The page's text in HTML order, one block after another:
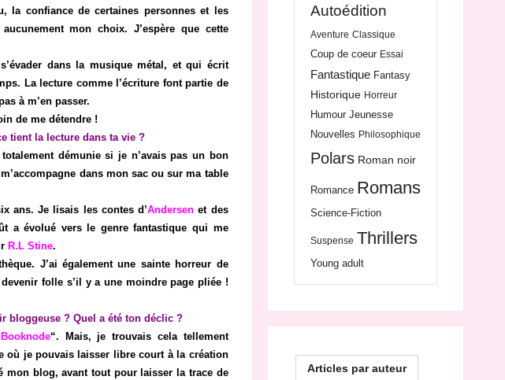
la confiance de certaines personnes et les
mon choix. J’espère que cette
dans la musique métal, et qui écrit
La lecture comme l’écriture font partie de
à m’en passer.
de me détendre !
tient la lecture dans ta vie ?
démunie si je n’avais pas un bon
dans mon sac ou sur ma table
ans. Je lisais les contes d’Andersen et des
a évolué vers le genre fantastique qui me
R.L Stine.
J’ai également une sainte horreur de
folle s’il y a une moindre page pliée !
bloggeuse ? Quel a été ton déclic ?
Booknode“. Mais, je trouvais cela tellement
où je pouvais laisser libre court à la création
mon blog, avant tout pour laisser la trace de
Autoédition
Aventure Classique
Coup de coeur Essai
Fantastique Fantasy
Historique Horreur
Humour Jeunesse
Nouvelles Philosophique
Polars Roman noir
Romance Romans
Science-Fiction
Suspense Thrillers
Young adult
Articles par auteur